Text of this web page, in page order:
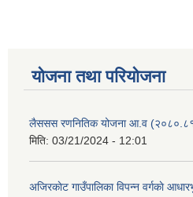
योजना तथा परियोजना
लैससस रणनितिक योजना आ.व
मिति: 03/21/2024 - 12:01
अजिरकाेट गाउँपालिका विपन्न वर्गकाे